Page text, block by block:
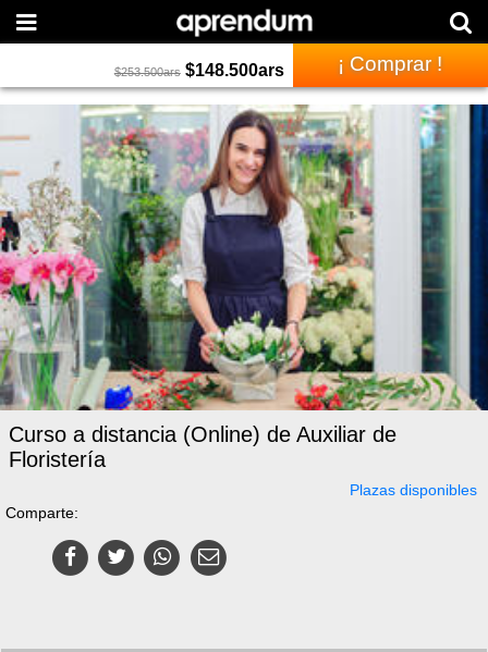
$253.500ars $148.500ars ¡ Comprar !
Curso a distancia (Online) de Auxiliar de
Floristería
Plazas disponibles
Comparte: